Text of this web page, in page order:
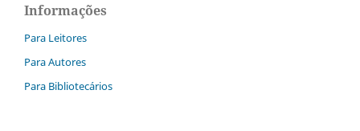
Informações
Para Leitores
Para Autores
Para Bibliotecários